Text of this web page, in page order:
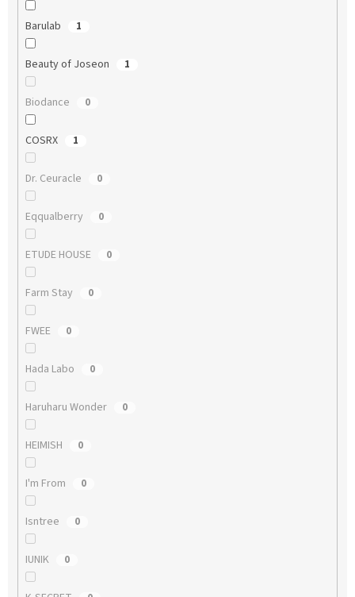
Barulab 1
Beauty of Joseon 1
Biodance 0
COSRX 1
Dr. Ceuracle 0
Eqqualberry 0
ETUDE HOUSE 0
Farm Stay 0
FWEE 0
Hada Labo 0
Haruharu Wonder 0
HEIMISH 0
I'm From 0
Isntree 0
IUNIK 0